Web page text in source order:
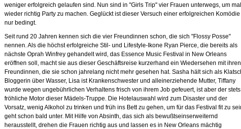
weniger erfolgreich gelaufen sind. Nun sind in "Girls Trip" vier Frauen unterwegs, um mal
wieder richtig Party zu machen. Geglückt ist dieser Versuch einer erfolgreichen Komödie
nur bedingt.
Seit rund 20 Jahren kennen sich die vier Freundinnen schon, die sich "Flossy Posse"
nennen. Als die höchst erfolgreiche Stil- und Lifestyle-Ikone Ryan Pierce, die bereits als
nächste Oprah Winfrey gehandelt wird, das Essence Music Festival in New Orleans
eröffnen soll, macht sie aus dieser Geschäftsreise kurzerhand ein Wiedersehen mit ihren
Freundinnen, die sie schon jahrelang nicht mehr gesehen hat. Sasha hält sich als
Bloggerin über Wasser, Lisa ist Krankenschwester und alleinerziehende Mutter, Tiffany
wurde wegen ungebührlichen Verhaltens frisch von ihrem Job gefeuert, ist aber der stets
fröhliche Motor dieser Mädels-Truppe. Die Hotelauswahl wird zum Disaster und der
Vorsatz, wenig Alkohol zu trinken und früh ins Bett zu gehen, um für das Festival fit zu
geht schon bald unter. Mit Hilfe von Absinth, das sich als bewußtseinserweiternd
herausstellt, drehen die Frauen richtig aus und lassen es in New Orleans mächtig